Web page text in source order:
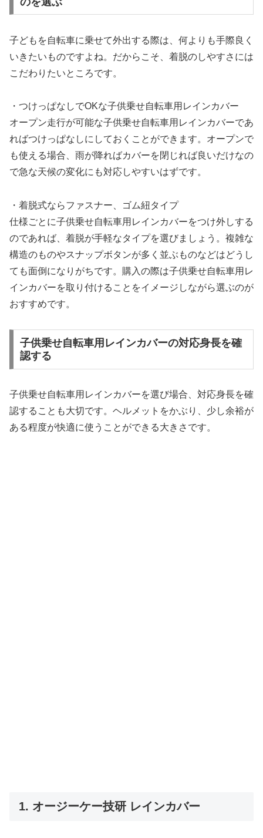
子どもを自転車に乗せて外出する際は、何よりも手際良く
いきたいものですよね。だからこそ、着脱のしやすさには
こだわりたいところです。
・つけっぱなしでOKな子供乗せ自転車用レインカバー
オープン走行が可能な子供乗せ自転車用レインカバーであ
ればつけっぱなしにしておくことができます。オープンで
も使える場合、雨が降ればカバーを閉じれば良いだけなの
で急な天候の変化にも対応しやすいはずです。
・着脱式ならファスナー、ゴム紐タイプ
仕様ごとに子供乗せ自転車用レインカバーをつけ外しする
のであれば、着脱が手軽なタイプを選びましょう。複雑な
構造のものやスナップボタンが多く並ぶものなどはどうし
ても面倒になりがちです。購入の際は子供乗せ自転車用レ
インカバーを取り付けることをイメージしながら選ぶのが
おすすめです。
子供乗せ自転車用レインカバーの対応身長を確
認する
子供乗せ自転車用レインカバーを選び場合、対応身長を確
認することも大切です。ヘルメットをかぶり、少し余裕が
ある程度が快適に使うことができる大きさです。
1. オージーケー技研 レインカバー